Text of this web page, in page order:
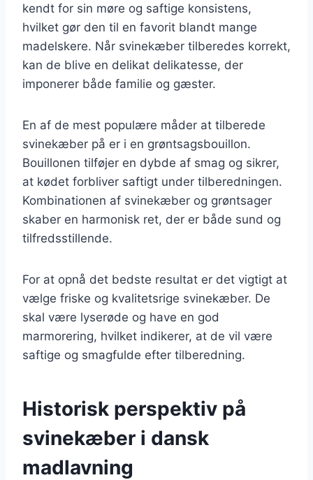
kendt for sin møre og saftige konsistens,
hvilket gør den til en favorit blandt mange
madelskere. Når svinekæber tilberedes korrekt,
kan de blive en delikat delikatesse, der
imponerer både familie og gæster.
En af de mest populære måder at tilberede
svinekæber på er i en grøntsagsbouillon.
Bouillonen tilføjer en dybde af smag og sikrer,
at kødet forbliver saftigt under tilberedningen.
Kombinationen af svinekæber og grøntsager
skaber en harmonisk ret, der er både sund og
tilfredsstillende.
For at opnå det bedste resultat er det vigtigt at
vælge friske og kvalitetsrige svinekæber. De
skal være lyserøde og have en god
marmorering, hvilket indikerer, at de vil være
saftige og smagfulde efter tilberedning.
Historisk perspektiv på
svinekæber i dansk
madlavning